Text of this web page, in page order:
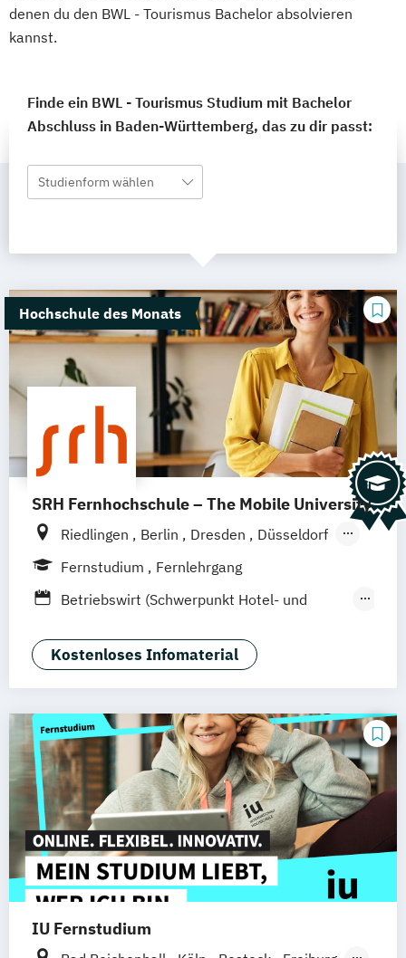
denen du den BWL - Tourismus Bachelor absolvieren
kannst.
Finde ein BWL - Tourismus Studium mit Bachelor
Abschluss in Baden-Württemberg, das zu dir passt:
Studienform wählen
Hochschule des Monats
SRH Fernhochschule – The Mobile University
Riedlingen Berlin Dresden
Düsseldorf
Hamburg
Hannover Köln
Mannheim
Wertheim Wien
Frankfurt am Main Hamm Zürich
Fernstudium
Fernlehrgang
Betriebswirt (Schwerpunkt Hotel- und
Betriebswirtschaft und Hotelmanagement
Kostenloses Infomaterial
IU Fernstudium